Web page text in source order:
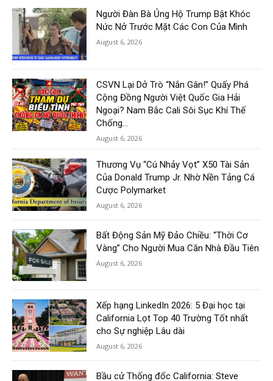
Người Đàn Bà Ủng Hộ Trump Bật Khóc
Nức Nở Trước Mặt Các Con Của Mình
August 6, 2026
CSVN Lại Dở Trò “Nắn Gân!” Quấy Phá
Cộng Đồng Người Việt Quốc Gia Hải
Ngoại? Nam Bắc Cali Sôi Sục Khí Thế
Chống...
August 6, 2026
Thương Vụ “Cú Nhảy Vọt” X50 Tài Sản
Của Donald Trump Jr. Nhờ Nền Tảng Cá
Cược Polymarket
August 6, 2026
Bất Động Sản Mỹ Đảo Chiều: “Thời Cơ
Vàng” Cho Người Mua Căn Nhà Đầu Tiên
August 6, 2026
Xếp hạng LinkedIn 2026: 5 Đại học tại
California Lọt Top 40 Trường Tốt nhất
cho Sự nghiệp Lâu dài
August 6, 2026
Bầu cử Thống đốc California: Steve